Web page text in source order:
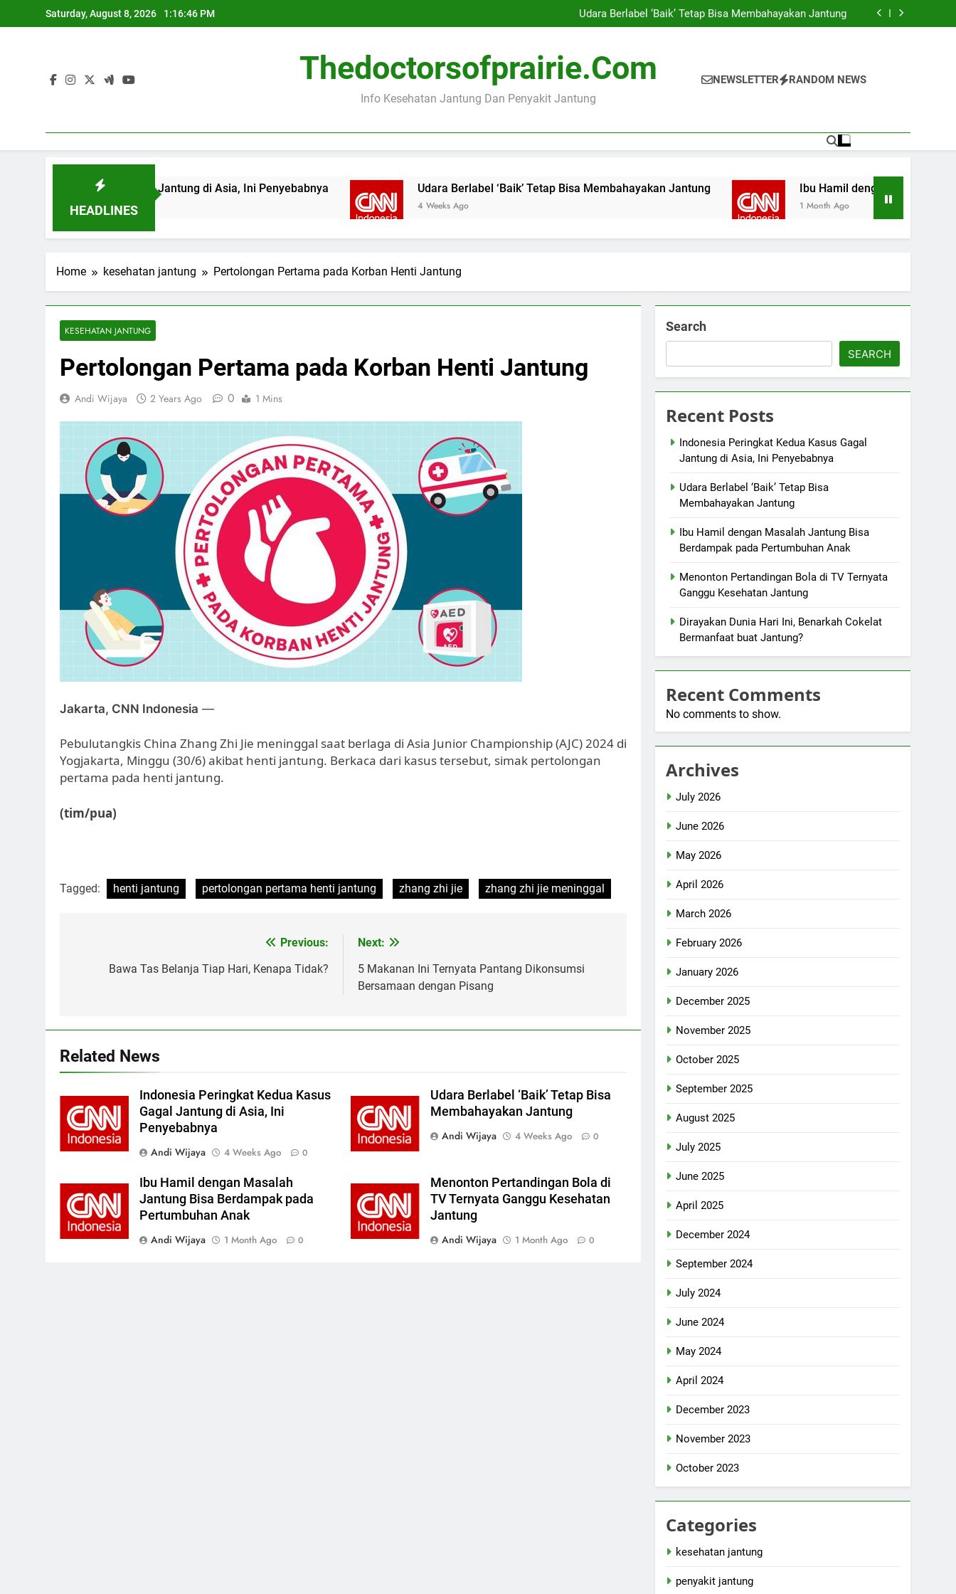
to
Saturday, August 8, 2026 1:16:46 PM
Udara Berlabel ‘Baik’ Tetap Bisa Membahayakan Jantung
Ibu Hamil dengan Masalah Jantung Bisa Berdampak pada Pertumbuhan
Udara Berlabel ‘Baik’ Tetap Bisa Membahayakan Jantung
Ibu Hamil dengan Masalah Jantung Bisa Berdampak pada Pertumbuhan
Thedoctorsofprairie.com
Info Kesehatan Jantung Dan Penyakit Jantung
NEWSLETTER RANDOM NEWS
HEADLINES
Kedua Kasus Gagal Jantung di Asia, Ini Penyebabnya Udara Berlabel ‘Baik’ Tetap Bisa Membahayakan Jantung
4 Weeks Ago
Ibu Hamil dengan Masalah Jantung
1 Month Ago
Home kesehatan jantung Pertolongan Pertama pada Korban Henti Jantung
KESEHATAN JANTUNG
Pertolongan Pertama pada Korban Henti Jantung
Andi Wijaya 2 Years Ago 0 1 Mins
Jakarta, CNN Indonesia —
Pebulutangkis China Zhang Zhi Jie meninggal saat berlaga di Asia Junior Championship (AJC) 2024 di
Yogjakarta, Minggu (30/6) akibat henti jantung. Berkaca dari kasus tersebut, simak pertolongan
pertama pada henti jantung.
(tim/pua)
Tagged: henti jantung pertolongan pertama henti jantung zhang zhi jie zhang zhi jie meninggal
navigation
Previous:
Bawa Tas Belanja Tiap Hari, Kenapa Tidak?
Next:
5 Makanan Ini Ternyata Pantang Dikonsumsi
Bersamaan dengan Pisang
Related News
Indonesia Peringkat Kedua Kasus
Gagal Jantung di Asia, Ini
Penyebabnya
Andi Wijaya
4 Weeks Ago 0
Udara Berlabel ‘Baik’ Tetap Bisa
Membahayakan Jantung
Andi Wijaya
4 Weeks Ago 0
Ibu Hamil dengan Masalah
Jantung Bisa Berdampak pada
Pertumbuhan Anak
Andi Wijaya
1 Month Ago 0
Menonton Pertandingan Bola di
TV Ternyata Ganggu Kesehatan
Jantung
Andi Wijaya
1 Month Ago 0
Search
SEARCH
Recent Posts
Indonesia Peringkat Kedua Kasus Gagal
Jantung di Asia, Ini Penyebabnya
Udara Berlabel ‘Baik’ Tetap Bisa
Membahayakan Jantung
Ibu Hamil dengan Masalah Jantung Bisa
Berdampak pada Pertumbuhan Anak
Menonton Pertandingan Bola di TV Ternyata
Ganggu Kesehatan Jantung
Dirayakan Dunia Hari Ini, Benarkah Cokelat
Bermanfaat buat Jantung?
Recent Comments
No comments to show.
Archives
July 2026
June 2026
May 2026
April 2026
March 2026
February 2026
January 2026
December 2025
November 2025
October 2025
September 2025
August 2025
July 2025
June 2025
April 2025
December 2024
September 2024
July 2024
June 2024
May 2024
April 2024
December 2023
November 2023
October 2023
Categories
kesehatan jantung
penyakit jantung